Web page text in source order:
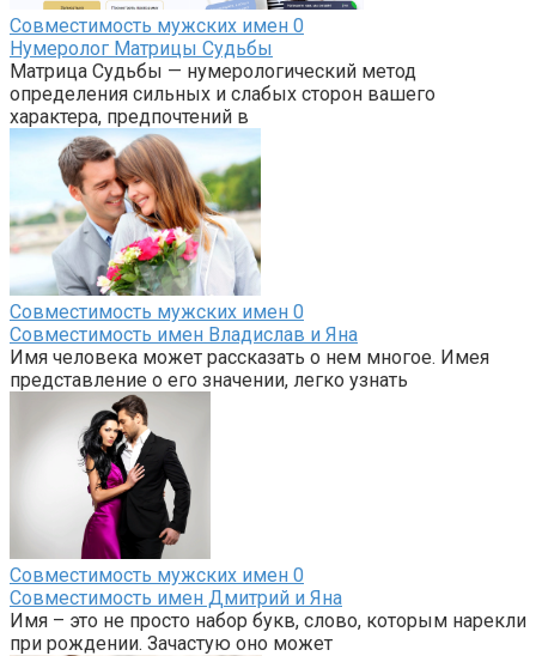
Совместимость мужских имен 0
Нумеролог Матрицы Судьбы
Матрица Судьбы — нумерологический метод
определения сильных и слабых сторон вашего
характера, предпочтений в
Совместимость мужских имен 0
Совместимость имен Владислав и Яна
Имя человека может рассказать о нем многое. Имея
представление о его значении, легко узнать
Совместимость мужских имен 0
Совместимость имен Дмитрий и Яна
Имя – это не просто набор букв, слово, которым нарекли
при рождении. Зачастую оно может